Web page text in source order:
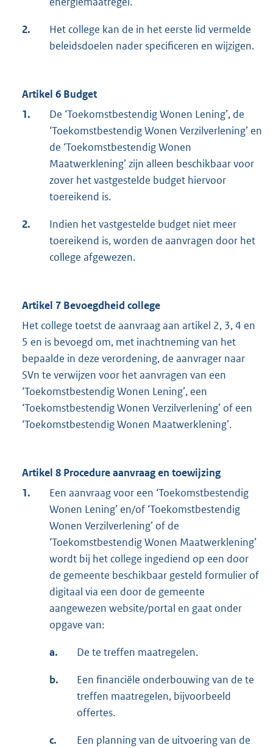
2.
Het college kan de in het eerste lid vermelde
beleidsdoelen nader specificeren en wijzigen.
Artikel 6 Budget
1.
De ‘Toekomstbestendig Wonen Lening’, de
‘Toekomstbestendig Wonen Verzilverlening’ en
de ‘Toekomstbestendig Wonen
Maatwerklening’ zijn alleen beschikbaar voor
zover het vastgestelde budget hiervoor
toereikend is.
2.
Indien het vastgestelde budget niet meer
toereikend is, worden de aanvragen door het
college afgewezen.
Artikel 7 Bevoegdheid college
Het college toetst de aanvraag aan artikel 2, 3, 4 en
5 en is bevoegd om, met inachtneming van het
bepaalde in deze verordening, de aanvrager naar
SVn te verwijzen voor het aanvragen van een
‘Toekomstbestendig Wonen Lening’, een
‘Toekomstbestendig Wonen Verzilverlening’ of een
‘Toekomstbestendig Wonen Maatwerklening’.
Artikel 8 Procedure aanvraag en toewijzing
1.
Een aanvraag voor een ‘Toekomstbestendig
Wonen Lening’ en/of ‘Toekomstbestendig
Wonen Verzilverlening’ of de
‘Toekomstbestendig Wonen Maatwerklening’
wordt bij het college ingediend op een door
de gemeente beschikbaar gesteld formulier of
digitaal via een door de gemeente
aangewezen website/portal en gaat onder
opgave van:
a. De te treffen maatregelen.
b.
Een financiële onderbouwing van de te
treffen maatregelen, bijvoorbeeld
offertes.
c.
Een planning van de uitvoering van de